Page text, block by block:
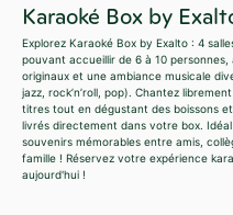
Karaoké Box by
Explorez Karaoké Box by Exalto : 4
pouvant accueillir de 6 à 10
originaux et une ambiance musicale
jazz, rock’n’roll, pop). Chantez
titres tout en dégustant des boissons
livrés directement dans votre box.
souvenirs mémorables entre amis,
famille ! Réservez votre expérience
aujourd'hui !